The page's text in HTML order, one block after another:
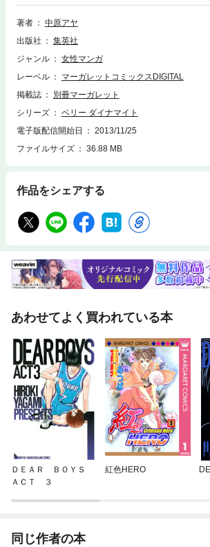
ドキドキ加速のアイドル・コメディー。 【同時
著者
中原アヤ
出版社
集英社
ジャンル
女性マンガ
レーベル
マーガレットコミックスDIGITAL
掲載誌
別冊マーガレット
シリーズ
ベリー ダイナマイト
電子版配信開始日
2013/11/25
ファイルサイズ
36.88 MB
作品をシェアする
あわせてよく買われている本
ＤＥＡＲ ＢＯＹＳ
ＡＣＴ ３
紅色HERO
同じ作者の本